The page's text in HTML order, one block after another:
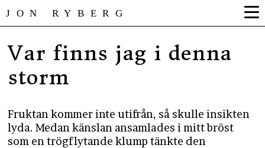
JON RYBERG
Var finns jag i denna
storm
Fruktan kommer inte utifrån, så skulle insikten
lyda. Medan känslan ansamlades i mitt bröst
som en trögflytande klump tänkte den